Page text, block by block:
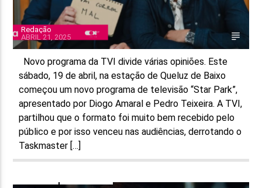
Redação
ABRIL 21, 2025
Novo programa da TVI divide várias opiniões. Este
sábado, 19 de abril, na estação de Queluz de Baixo
começou um novo programa de televisão “Star Park”,
apresentado por Diogo Amaral e Pedro Teixeira. A TVI,
partilhou que o formato foi muito bem recebido pelo
público e por isso venceu nas audiências, derrotando o
Taskmaster […]